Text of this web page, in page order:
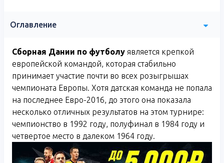
Оглавление
Сборная Дании по футболу является крепкой
европейской командой, которая стабильно
принимает участие почти во всех розыгрышах
чемпионата Европы. Хотя датская команда не попала
на последнее Евро-2016, до этого она показала
несколько отличных результатов на этом турнире:
чемпионство в 1992 году, полуфинал в 1984 году и
четвертое место в далеком 1964 году.